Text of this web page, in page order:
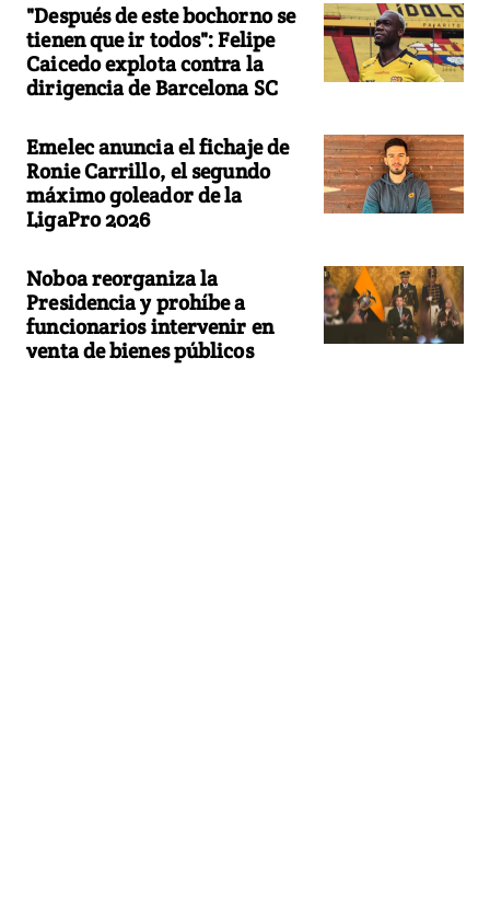
"Después de este bochorno se
tienen que ir todos": Felipe
Caicedo explota contra la
dirigencia de Barcelona SC
Emelec anuncia el fichaje de
Ronie Carrillo, el segundo
máximo goleador de la
LigaPro 2026
Noboa reorganiza la
Presidencia y prohíbe a
funcionarios intervenir en
venta de bienes públicos